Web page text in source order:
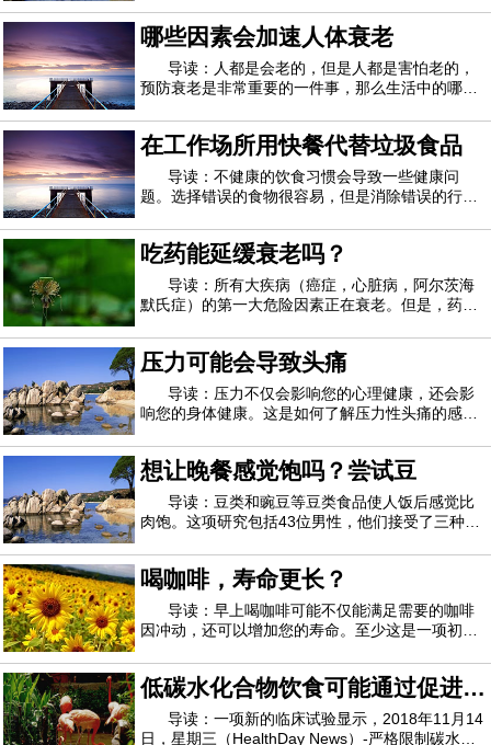
锁定期间将体重保持在适当的位置。如果您执行减
肥任务，牛奶就是敌人。除了治疗宿醉，黑咖啡还
可以帮助减轻体重。另一方面，柠檬中富含维
哪些因素会加速人体衰老
导读：人都是会老的，但是人都是害怕老的，
预防衰老是非常重要的一件事，那么生活中的哪些
每餐吃个七八分饱就足够了，不要吃得过饱，吃得
过饱或者过撑很容易引发肠胃方面的疾病，甚至出
现代谢综合症，女性经常吃得过饱还会导致卵
在工作场所用快餐代替垃圾食品
导读：不健康的饮食习惯会导致一些健康问
题。选择错误的食物很容易，但是消除错误的行为
健康食品的人吃不健康的食物会增加患糖尿病和心
脏病的风险。饮食不健康也会随着时间的流逝而导
致肥胖。必须提高对因选择不健康食物而引起的
吃药能延缓衰老吗？
导读：所有大疾病（癌症，心脏病，阿尔茨海
默氏症）的第一大危险因素正在衰老。但是，药物
就是越来越多的研究背后的想法，吸引了政府和私
人捐助者的广泛支持，其中包括数百万来自硅谷高
管的支持，例如微软联合创始人保罗艾伦和风
压力可能会导致头痛
导读：压力不仅会影响您的心理健康，还会影
响您的身体健康。这是如何了解压力性头痛的感
及如何减少并希望一劳永逸地消除压力性头痛。压
力可能会导致头痛家庭医学医师Bindiya Gandhi医
学博士说：“人们头痛的原因有很多，包括食物
想让晚餐感觉饱吗？尝试豆
导读：豆类和豌豆等豆类食品使人饭后感觉比
肉饱。这项研究包括43位男性，他们接受了三种不
肉和猪肉制成的肉饼为中心。蔬菜馅饼不仅比肉馅
更饱满，而且他们的下一顿饭少吃12％的卡路里。
丹麦哥本哈根大学的研究人员认为，这表明豆
喝咖啡，寿命更长？
导读：早上喝咖啡可能不仅能满足需要的咖啡
因冲动，还可以增加您的寿命。至少这是一项初步
未来10年内具有较低的死亡风险。西班牙潘普洛纳
医院Navarra医院的心脏病专家 Adela Navarro博士
说：“我们的发现表明，每天喝四杯咖啡可
低碳水化合物饮食可能通过促进卡
路里燃烧而起作用
导读：一项新的临床试验显示，2018年11月14
日，星期三（HealthDay News）-严格限制碳水化